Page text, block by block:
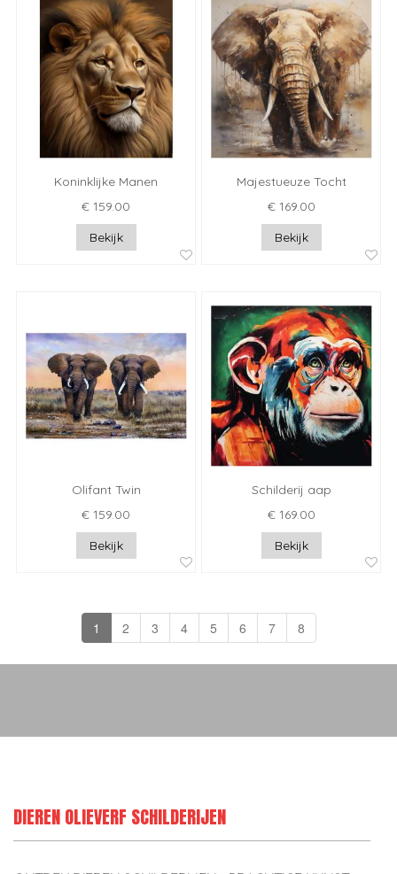
Koninklijke Manen
€ 159.00
Bekijk
Majestueuze Tocht
€ 169.00
Bekijk
Olifant Twin
€ 159.00
Bekijk
Schilderij aap
€ 169.00
Bekijk
1 2 3 4 5 6 7 8
DIEREN OLIEVERF SCHILDERIJEN